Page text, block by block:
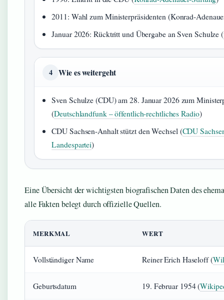
2011: Wahl zum Ministerpräsidenten (Konrad-
Januar 2026: Rücktritt und Übergabe an Sven Schulze (
4 Wie es weitergeht
Sven Schulze (CDU) am 28. Januar 2026 zum
(Deutschlandfunk – öffentlich-rechtliches Radio)
CDU Sachsen-Anhalt stützt den Wechsel (CDU
Landespartei)
Eine Übersicht der wichtigsten biografischen Daten des
alle Fakten belegt durch offizielle Quellen.
MERKMAL WERT
Vollständiger Name Reiner Erich Haseloff (
Geburtsdatum 19. Februar 1954 (